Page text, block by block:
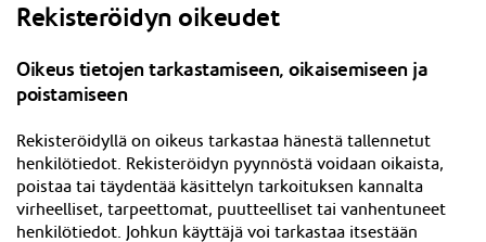
Rekisteröidyn oikeudet
Oikeus tietojen tarkastamiseen, oikaisemiseen ja
poistamiseen
Rekisteröidyllä on oikeus tarkastaa hänestä tallennetut
henkilötiedot. Rekisteröidyn pyynnöstä voidaan oikaista,
poistaa tai täydentää käsittelyn tarkoituksen kannalta
virheelliset, tarpeettomat, puutteelliset tai vanhentuneet
henkilötiedot. Johkun käyttäjä voi tarkastaa itsestään